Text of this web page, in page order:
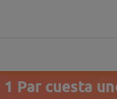
1 Par cuesta